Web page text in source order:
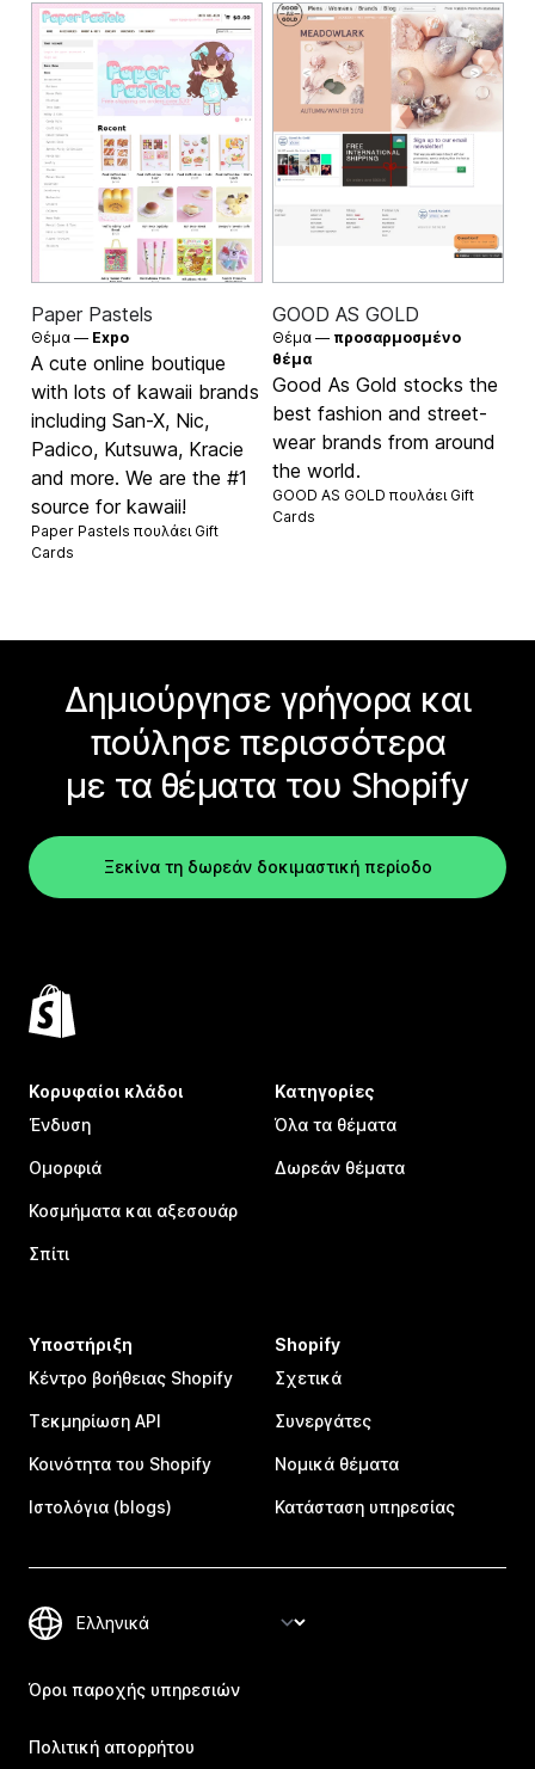
Paper Pastels
Θέμα — Expo
A cute online boutique
with lots of kawaii brands
including San-X, Nic,
Padico, Kutsuwa, Kracie
and more. We are the #1
source for kawaii!
Paper Pastels πουλάει Gift
Cards
GOOD AS GOLD
Θέμα — προσαρμοσμένο
θέμα
Good As Gold stocks the
best fashion and street-
wear brands from around
the world.
GOOD AS GOLD πουλάει Gift
Cards
Δημιούργησε γρήγορα και
πούλησε περισσότερα
με τα θέματα του Shopify
Ξεκίνα τη δωρεάν δοκιμαστική περίοδο
Κορυφαίοι κλάδοι
Ένδυση
Ομορφιά
Κοσμήματα και αξεσουάρ
Σπίτι
Κατηγορίες
Όλα τα θέματα
Δωρεάν θέματα
Υποστήριξη
Κέντρο βοήθειας Shopify
Τεκμηρίωση API
Κοινότητα του Shopify
Ιστολόγια (blogs)
Shopify
Σχετικά
Συνεργάτες
Νομικά θέματα
Κατάσταση υπηρεσίας
Όροι παροχής υπηρεσιών
Πολιτική απορρήτου